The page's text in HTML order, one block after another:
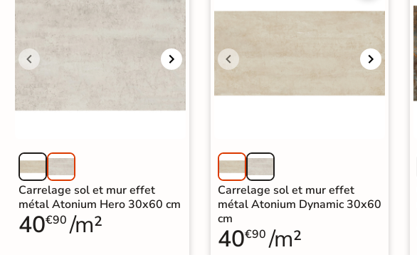
Carrelage
hexagonal
Carrelage très
grand format
formats
PAR FINITION
Carrelage poli /
Carrelage sol et mur effet
métal Atonium Hero 30x60 cm
40€90 /m²
Carrelage sol et mur effet
métal Atonium Dynamic 30x60
cm
40€90 /m²